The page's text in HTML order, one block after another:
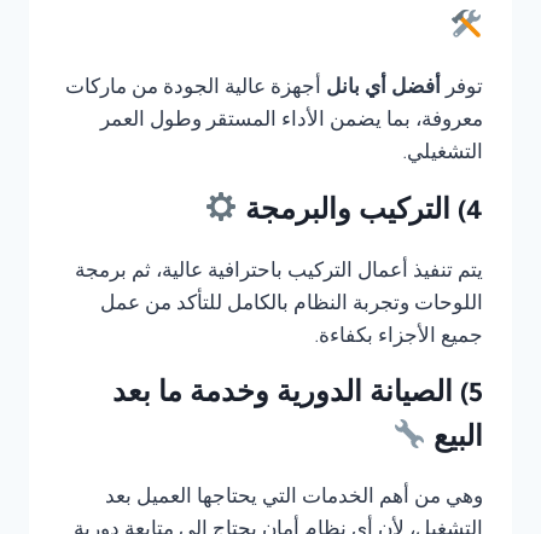
توفر أفضل أي بانل أجهزة عالية الجودة من ماركات
معروفة، بما يضمن الأداء المستقر وطول العمر
التشغيلي.
4) التركيب والبرمجة
يتم تنفيذ أعمال التركيب باحترافية عالية، ثم برمجة
اللوحات وتجربة النظام بالكامل للتأكد من عمل
جميع الأجزاء بكفاءة.
5) الصيانة الدورية وخدمة ما بعد
البيع
وهي من أهم الخدمات التي يحتاجها العميل بعد